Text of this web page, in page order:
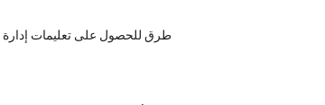
5 طرق للحصول على تعليمات